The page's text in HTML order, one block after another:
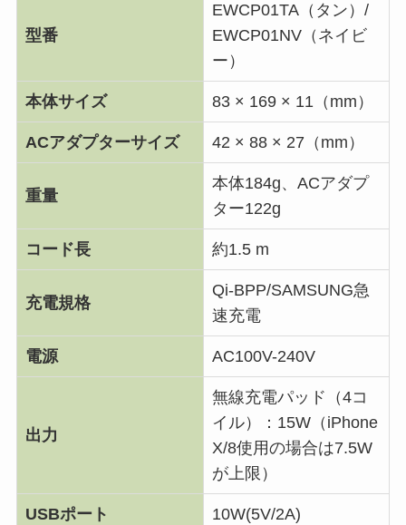
型番
EWCP01TA（タン）/
EWCP01NV（ネイビ
ー）
本体サイズ 83 × 169 × 11（mm）
ACアダプターサイズ 42 × 88 × 27（mm）
重量
本体184g、ACアダプ
ター122g
コード長 約1.5 m
充電規格
Qi-BPP/SAMSUNG急
速充電
電源 AC100V-240V
出力
無線充電パッド（4コ
イル）：15W（iPhone
X/8使用の場合は7.5W
が上限）
USBポート 10W(5V/2A)